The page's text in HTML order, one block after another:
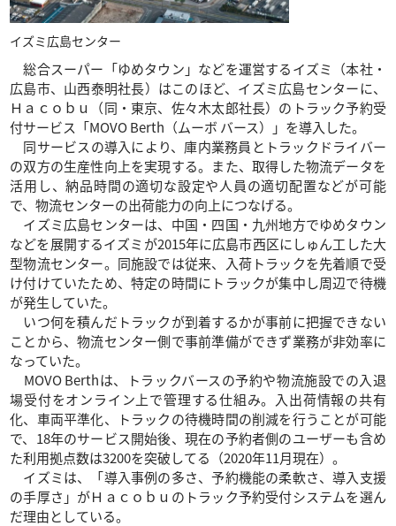
イズミ広島センター
総合スーパー「ゆめタウン」などを運営するイズミ（本社・
広島市、山西泰明社長）はこのほど、イズミ広島センターに、
Ｈａｃｏｂｕ（同・東京、佐々木太郎社長）のトラック予約受
付サービス「MOVO Berth（ムーボ バース）」を導入した。
同サービスの導入により、庫内業務員とトラックドライバー
の双方の生産性向上を実現する。また、取得した物流データを
活用し、納品時間の適切な設定や人員の適切配置などが可能
で、物流センターの出荷能力の向上につなげる。
イズミ広島センターは、中国・四国・九州地方でゆめタウン
などを展開するイズミが2015年に広島市西区にしゅん工した大
型物流センター。同施設では従来、入荷トラックを先着順で受
け付けていたため、特定の時間にトラックが集中し周辺で待機
が発生していた。
いつ何を積んだトラックが到着するかが事前に把握できない
ことから、物流センター側で事前準備ができず業務が非効率に
なっていた。
MOVO Berthは、トラックバースの予約や物流施設での入退
場受付をオンライン上で管理する仕組み。入出荷情報の共有
化、車両平準化、トラックの待機時間の削減を行うことが可能
で、18年のサービス開始後、現在の予約者側のユーザーも含め
た利用拠点数は3200を突破してる（2020年11月現在）。
イズミは、「導入事例の多さ、予約機能の柔軟さ、導入支援
の手厚さ」がＨａｃｏｂｕのトラック予約受付システムを選ん
だ理由としている。